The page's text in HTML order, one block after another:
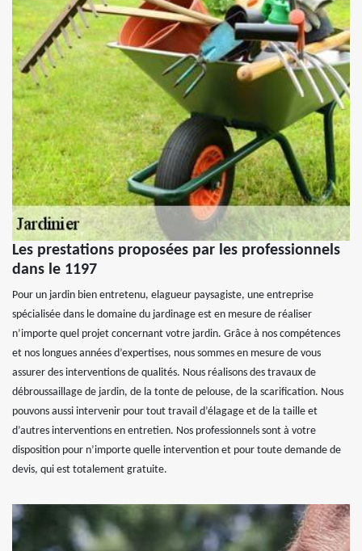
Les prestations proposées par les professionnels
dans le 1197
Pour un jardin bien entretenu, elagueur paysagiste, une entreprise
spécialisée dans le domaine du jardinage est en mesure de réaliser
n’importe quel projet concernant votre jardin. Grâce à nos compétences
et nos longues années d’expertises, nous sommes en mesure de vous
assurer des interventions de qualités. Nous réalisons des travaux de
débroussaillage de jardin, de la tonte de pelouse, de la scarification. Nous
pouvons aussi intervenir pour tout travail d’élagage et de la taille et
d’autres interventions en entretien. Nos professionnels sont à votre
disposition pour n’importe quelle intervention et pour toute demande de
devis, qui est totalement gratuite.